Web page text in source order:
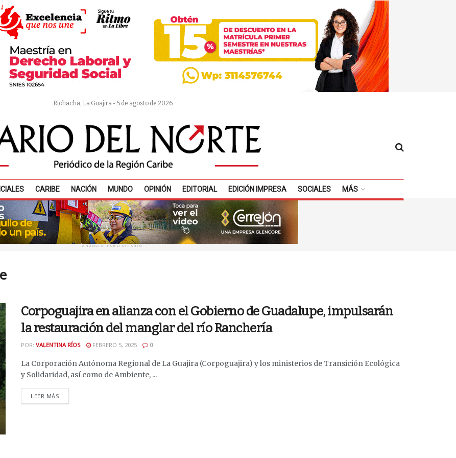
Riohacha, La Guajira - 5 de agosto de 2026
CARIBE NACIÓN MUNDO OPINIÓN EDITORIAL EDICIÓN IMPRESA SOCIALES MÁS
ANUNCIO PUBLICITARIO
Corpoguajira en alianza con el Gobierno de Guadalupe, impulsarán
la restauración del manglar del río Ranchería
POR: VALENTINA RÍOS FEBRERO 5, 2025 0
La Corporación Autónoma Regional de La Guajira (Corpoguajira) y los ministerios de Transición Ecológica
y Solidaridad, así como de Ambiente, ...
LEER MÁS